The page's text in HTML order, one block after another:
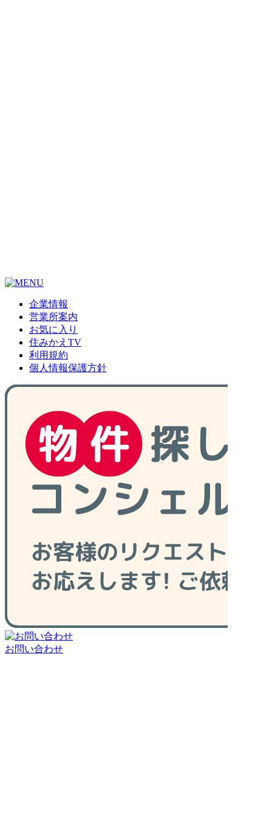
企業情報
営業所案内
お気に入り
住みかえTV
利用規約
個人情報保護方針
お問い合わせ